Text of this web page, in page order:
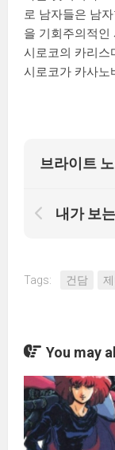
로 남자들은 남
을 기회주의적인
시로코의 카리스
시로코가 카사노
브라이트
내가 보
Tags: 건담
You may